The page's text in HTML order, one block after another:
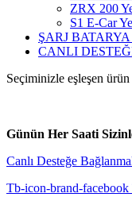
ZRX 200
S1 E-Car
ŞARJ
CANLI
Seçiminizle eşleşen ürün
Günün Her Saati
Canlı Desteğe
Tb-icon-brand-facebook